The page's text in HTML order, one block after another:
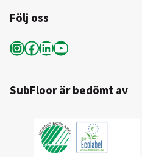
Följ oss
InstagramFacebook LinkedIn YouTube
SubFloor är bedömt av